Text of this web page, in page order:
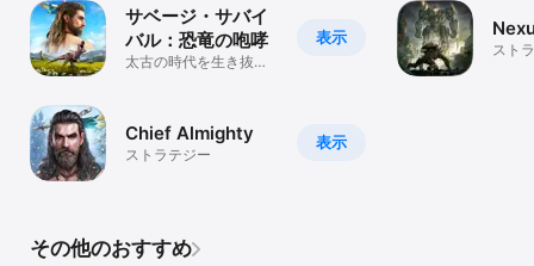
表示
サベージ・サバイ
バル：恐竜の咆哮
太古の時代を生き抜
表示
Chief Almighty
ストラテジー
スト
その他のおすすめ